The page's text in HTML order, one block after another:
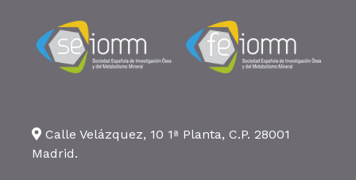
Calle Velázquez, 10 1ª Planta, C.P. 28001
Madrid.